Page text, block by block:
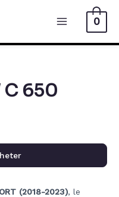
Menu
0
C 650
(2018-2023), le